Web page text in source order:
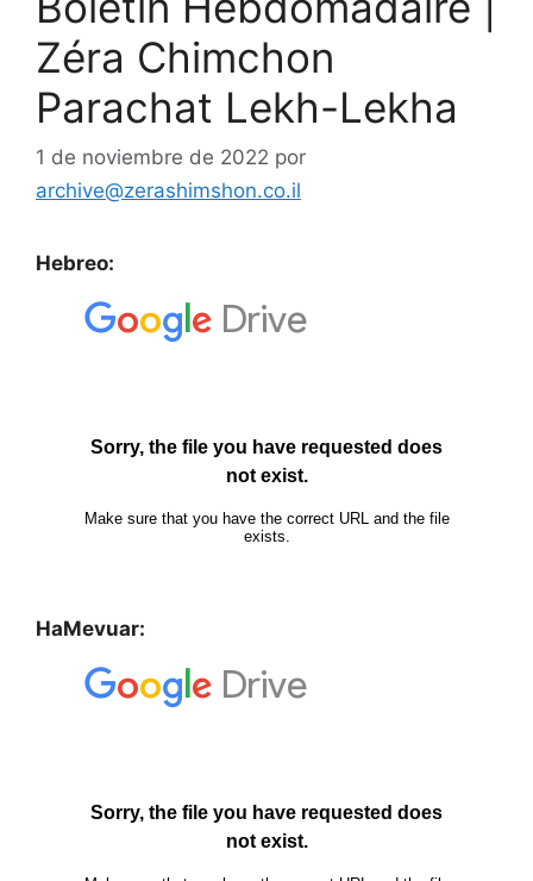
Zéra Chimchon
Parachat Lekh-Lekha
1 de noviembre de 2022 por
archive@zerashimshon.co.il
Hebreo:
HaMevuar: